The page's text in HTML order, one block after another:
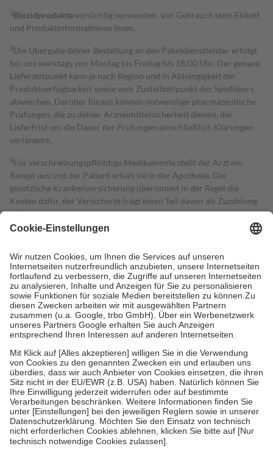
2Biozidproduktevorsichtig verwenden. Vor Gebrauch stets Etikett
und Produktinformationen lesen.
3Die Übergabe deiner Bestellung an den Paketdienstleister erfolgt
bei uns werktags von Montag bis Freitag bis 18:00 Uhr. Der genaue
Lieferzeitpunkt kann je nach Region und in Abhängigkeit der
Produktverfügbarkeit sowie vom Zustellzeitpunkt des Spediteurs
abweichen. Darüber hinaus können notwendige pharmazeutische
Prüfungen, die zu deiner Arzneimittelsicherheit dienen, die
Lieferfrist um die Dauer der Prüfungen einschließlich Klärungen
verlängern.
4Für verschreibungspflichtige Medikamente stellt der Arzt ein
Rezept aus und der Patient erhält sie in der Apotheke. Die
gesetzliche Krankenversicherung übernimmt in der Regel die
Kosten dafür, der Versicherte trägt einen Teil davon als Zuzahlung
mit.
Grundsätzlich leisten Mitglieder Zuzahlungen in Höhe von zehn
höchstens zehn Euro.
Es sind jedoch nie mehr als die tatsächlichen
Kosten der Leistung zu entrichten.
Diese Regeln gelten grundsätzlich auch für Online-Apotheken.
Bei Heilmitteln und häuslicher Krankenpflege beträgt die
Zuzahlung zehn Prozent der Kosten sowie zehn Euro je
Verordnung.
Um das Engagement der Versicherten für ihre eigene Gesundheit zu
stärken und die besondere Stellung der Familie zu unterstützen,
fallenkeine Zuzahlungenan bei:
• Kindern und Jugendlichen bis zum vollendeten 18. Lebensjahr
mit Ausnahme der Fahrkosten
• Untersuchungen zur Vorsorge und Früherkennung, die von der
GKV getragen werden
• empfohlenen Schutzimpfungen
• Harn- und Blutteststreifen